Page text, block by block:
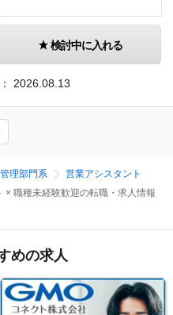
検討中に入れる
2026.08.13
理部門系
営業アシスタント
× 職種未経験歓迎の転職・求人情報
めの求人